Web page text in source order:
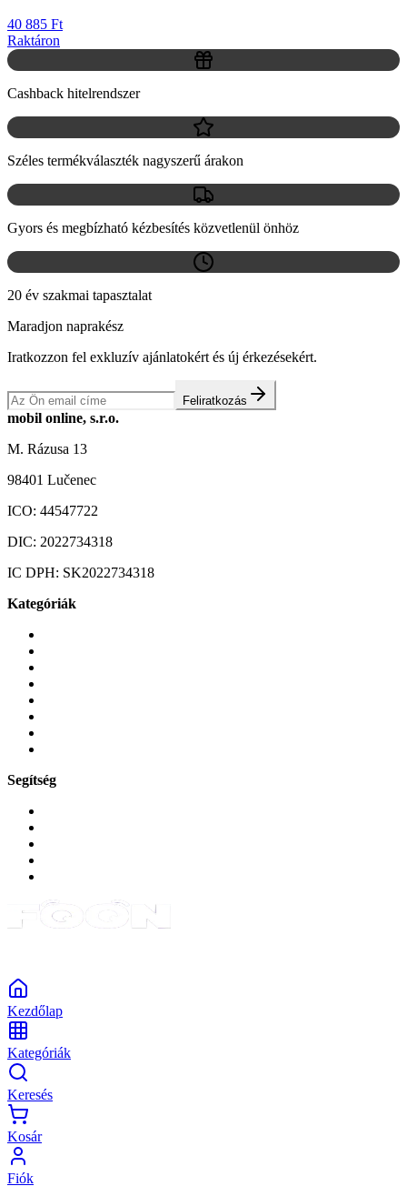
40 885 Ft
Raktáron
Cashback hitelrendszer
Széles termékválaszték nagyszerű árakon
Gyors és megbízható kézbesítés közvetlenül önhöz
20 év szakmai tapasztalat
Maradjon naprakész
Iratkozzon fel exkluzív ajánlatokért és új érkezésekért.
Feliratkozás
mobil online, s.r.o.
M. Rázusa 13
98401 Lučenec
ICO: 44547722
DIC: 2022734318
IC DPH: SK2022734318
Kategóriák
Segítség
Kezdőlap
Kategóriák
Keresés
Kosár
Fiók